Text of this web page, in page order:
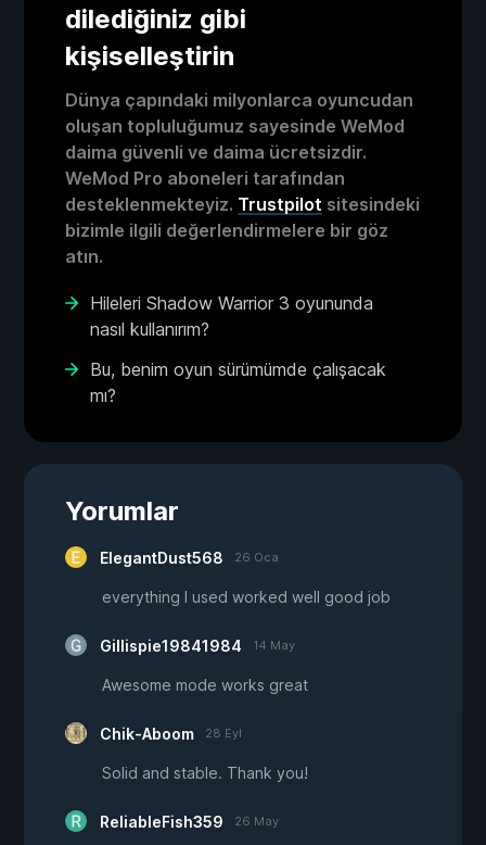
dilediğiniz gibi
kişiselleştirin
Dünya çapındaki milyonlarca oyuncudan
oluşan topluluğumuz sayesinde WeMod
daima güvenli ve daima ücretsizdir.
WeMod Pro aboneleri tarafından
desteklenmekteyiz. Trustpilot sitesindeki
bizimle ilgili değerlendirmelere bir göz
atın.
Hileleri Shadow Warrior 3 oyununda
nasıl kullanırım?
Bu, benim oyun sürümümde çalışacak
mı?
Yorumlar
ElegantDust568 26 Oca
everything I used worked well good job
Gillispie19841984 14 May
Awesome mode works great
Chik-Aboom 28 Eyl
Solid and stable. Thank you!
ReliableFish359 26 May